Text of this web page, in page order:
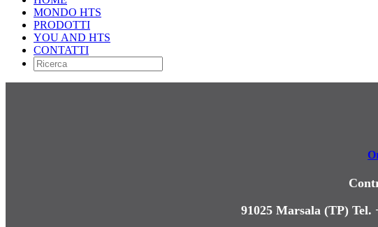
MONDO HTS
PRODOTTI
YOU AND HTS
CONTATTI
91025 Marsala (TP) Tel.